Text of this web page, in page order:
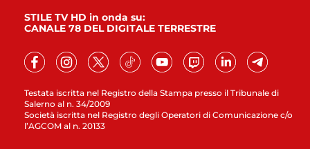
Testata iscritta nel Registro della Stampa presso il Tribunale di
Salerno al n. 34/2009
Società iscritta nel Registro degli Operatori di Comunicazione c/o
l’AGCOM al n. 20133
STILE TV HD in onda su:
CANALE 78 DEL DIGITALE TERRESTRE